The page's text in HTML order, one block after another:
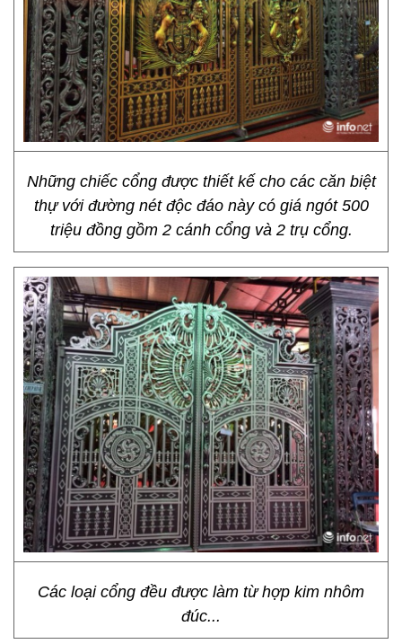
Những chiếc cổng được thiết kế cho các căn biệt
thự với đường nét độc đáo này có giá ngót 500
triệu đồng gồm 2 cánh cổng và 2 trụ cổng.
Các loại cổng đều được làm từ hợp kim nhôm
đúc...